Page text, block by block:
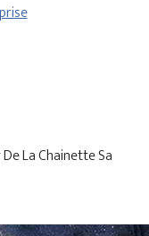
La Chainette Sa